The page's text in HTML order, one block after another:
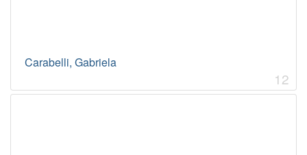
Carabelli, Gabriela
12